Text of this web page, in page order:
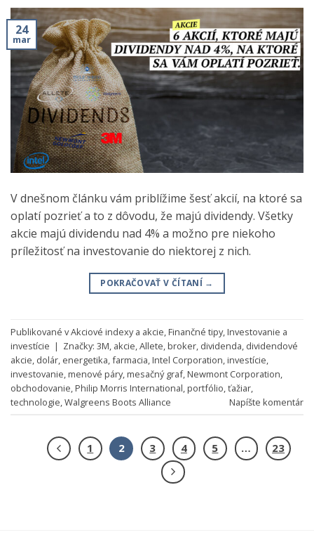
24
mar
V dnešnom článku vám priblížime šesť akcií, na ktoré sa
oplatí pozrieť a to z dôvodu, že majú dividendy. Všetky
akcie majú dividendu nad 4% a možno pre niekoho
príležitosť na investovanie do niektorej z nich.
POKRAČOVAŤ V ČÍTANÍ →
Publikované vAkciové indexy a akcie,Finančné tipy,Investovanie a
investície | Značky: 3M, akcie,Allete,broker, dividenda, dividendové
akcie, dolár, energetika,farmacia,Intel Corporation,investície,
investovanie,menové páry,mesačný graf,Newmont Corporation,
obchodovanie,Philip Morris International,portfólio,ťažiar,
technologie,Walgreens Boots Alliance Napíšte komentár
1 2 3 4 5 … 23